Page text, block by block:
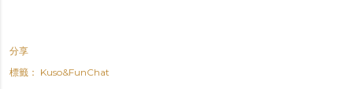
分享
標籤： Kuso&FunChat